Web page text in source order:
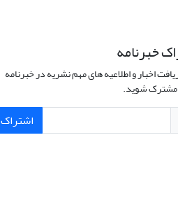
خبرنامه
اخبار و اطلاعیه های مهم نشریه در خبرنامه
شوید.
اشتراک